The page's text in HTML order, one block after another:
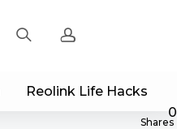
Registrieren
Reolink Life Hacks
0
Shares